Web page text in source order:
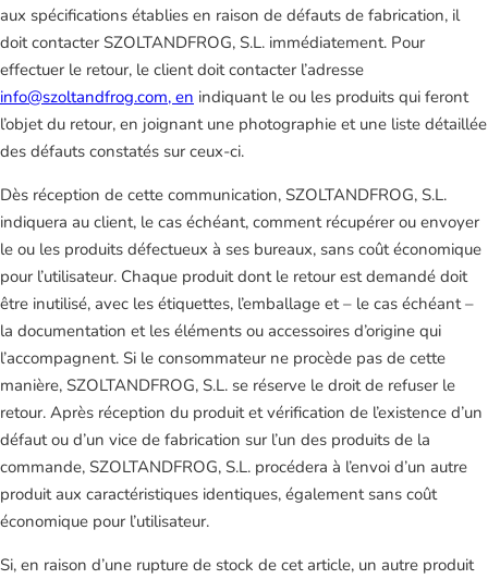
aux spécifications établies en raison de défauts de fabrication, il
doit contacter SZOLTANDFROG, S.L. immédiatement. Pour
effectuer le retour, le client doit contacter l’adresse
info@szoltandfrog.com, en indiquant le ou les produits qui feront
l’objet du retour, en joignant une photographie et une liste détaillée
des défauts constatés sur ceux-ci.
Dès réception de cette communication, SZOLTANDFROG, S.L.
indiquera au client, le cas échéant, comment récupérer ou envoyer
le ou les produits défectueux à ses bureaux, sans coût économique
pour l’utilisateur. Chaque produit dont le retour est demandé doit
être inutilisé, avec les étiquettes, l’emballage et – le cas échéant –
la documentation et les éléments ou accessoires d’origine qui
l’accompagnent. Si le consommateur ne procède pas de cette
manière, SZOLTANDFROG, S.L. se réserve le droit de refuser le
retour. Après réception du produit et vérification de l’existence d’un
défaut ou d’un vice de fabrication sur l’un des produits de la
commande, SZOLTANDFROG, S.L. procédera à l’envoi d’un autre
produit aux caractéristiques identiques, également sans coût
économique pour l’utilisateur.
Si, en raison d’une rupture de stock de cet article, un autre produit